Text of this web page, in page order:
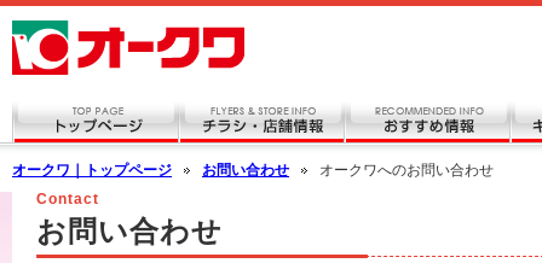
オークワ｜トップページ お問い合わせ
オークワへのお問い合わせ
Contact
お問い合わせ